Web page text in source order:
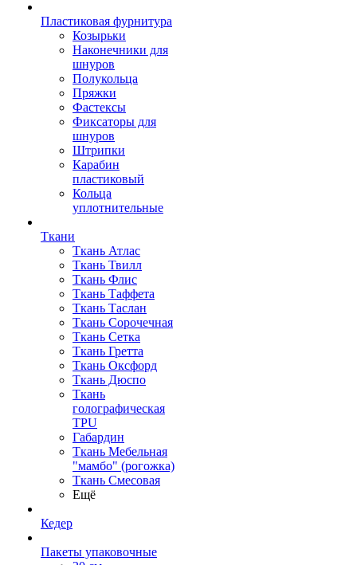
Пластиковая фурнитура
Козырьки
Наконечники для
шнуров
Полукольца
Пряжки
Фастексы
Фиксаторы для
шнуров
Штрипки
Карабин
пластиковый
Кольца
уплотнительные
Ткани
Ткань Атлас
Ткань Твилл
Ткань Флис
Ткань Таффета
Ткань Таслан
Ткань Сорочечная
Ткань Сетка
Ткань Гретта
Ткань Оксфорд
Ткань Дюспо
Ткань
голографическая
TPU
Габардин
Ткань Мебельная
"мамбо" (рогожка)
Ткань Смесовая
Ещё
Кедер
Пакеты упаковочные